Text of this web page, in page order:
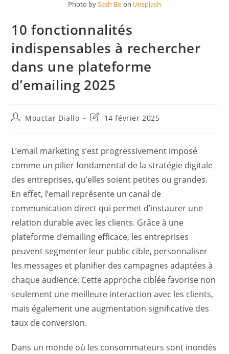
Photo bySash Bo on Unsplash
10 fonctionnalités
indispensables à rechercher
dans une plateforme
d’emailing 2025
Auteur/autrice
publication :
Mouctar Diallo
Dernière
la
publication :
14 février 2025
L’email marketing s’est progressivement imposé
comme un pilier fondamental de la stratégie digitale
des entreprises, qu’elles soient petites ou grandes.
En effet, l’email représente un canal de
communication direct qui permet d’instaurer une
relation durable avec les clients. Grâce à une
plateforme d’emailing efficace, les entreprises
peuvent segmenter leur public cible, personnaliser
les messages et planifier des campagnes adaptées à
chaque audience. Cette approche ciblée favorise non
seulement une meilleure interaction avec les clients,
mais également une augmentation significative des
taux de conversion.
Dans un monde où les consommateurs sont inondés